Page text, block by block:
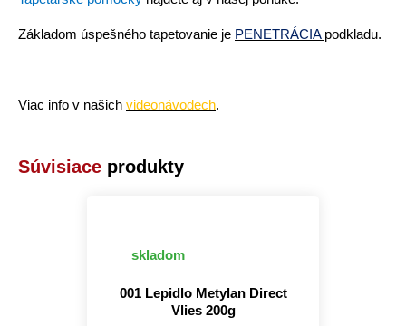
Základom úspešného tapetovanie je PENETRÁCIA podkladu.
Viac info v našich videonávodech.
Súvisiace produkty
skladom
001 Lepidlo Metylan Direct
Vlies 200g